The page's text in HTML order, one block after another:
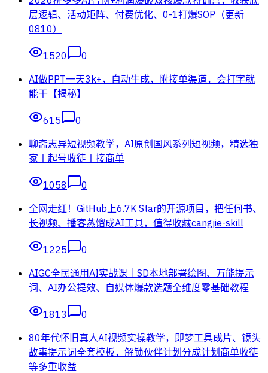
层逻辑、活动矩阵、付费优化、0-1打爆SOP（更新
0810）
1520
0
AI做PPT一天3k+，自动生成，附接单渠道，会打字就
能干【揭秘】
615
0
聊斋志异短视频教学，AI原创国风系列短视频，精选独
家丨起号收徒丨接商单
1058
0
全网走红！GitHub上6.7K Star的开源项目，把任何书、
长视频、播客蒸馏成AI工具，值得收藏cangjie-skill
1225
0
AIGC全民通用AI实战课｜SD本地部署绘图、万能提示
词、AI办公提效、自媒体爆款选题全维度零基础教程
1813
0
80年代怀旧真人AI视频实操教学，即梦工具成片、镜头
故事提示词全套模板，解锁伙伴计划分成计划商单收徒
等多重收益